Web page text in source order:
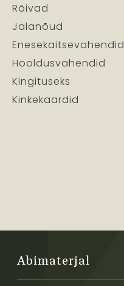
Rõivad
Jalanõud
Enesekaitsevahendid
Hooldusvahendid
Kingituseks
Kinkekaardid
Abimaterjal